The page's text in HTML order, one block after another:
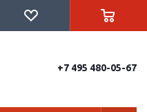
+7 495 480-05-67